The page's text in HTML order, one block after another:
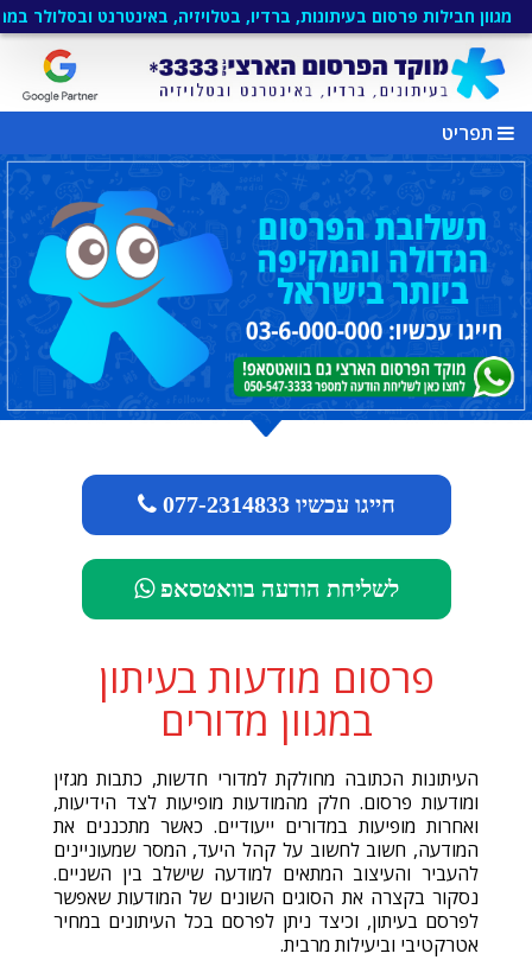
חבילות פרסום בעיתונות, ברדיו, בטלויזיה, באינטרנט ובסלולר במחירים
תפריט
חייגו עכשיו 077-2314833
לשליחת הודעה בוואטסאפ
פרסום מודעות בעיתון
במגוון מדורים
העיתונות הכתובה מחולקת למדורי חדשות, כתבות מגזין
ומודעות פרסום. חלק מהמודעות מופיעות לצד הידיעות,
ואחרות מופיעות במדורים ייעודיים. כאשר מתכננים את
המודעה, חשוב לחשוב על קהל היעד, המסר שמעוניינים
להעביר והעיצוב המתאים למודעה שישלב בין השניים.
נסקור בקצרה את הסוגים השונים של המודעות שאפשר
לפרסם בעיתון, וכיצד ניתן לפרסם בכל העיתונים במחיר
אטרקטיבי וביעילות מרבית.